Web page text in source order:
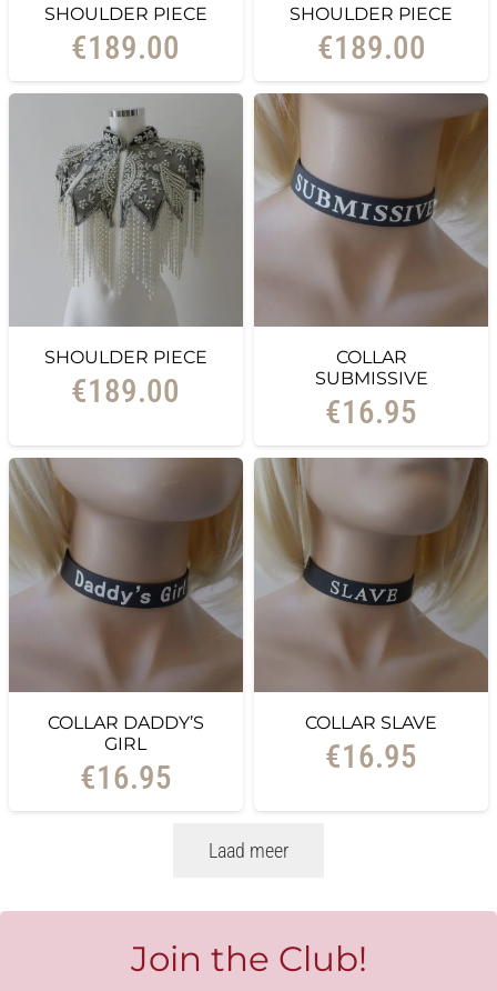
SHOULDER PIECE
€189.00
SHOULDER PIECE
€189.00
SHOULDER PIECE
€189.00
COLLAR
SUBMISSIVE
€16.95
COLLAR DADDY’S
GIRL
€16.95
COLLAR SLAVE
€16.95
Laad meer
Join the Club!